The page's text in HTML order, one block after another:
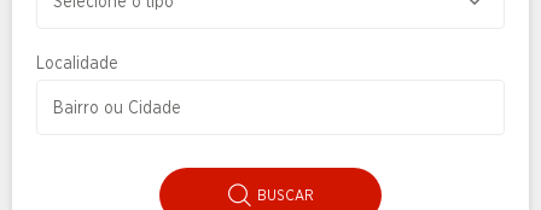
Localidade
BUSCAR